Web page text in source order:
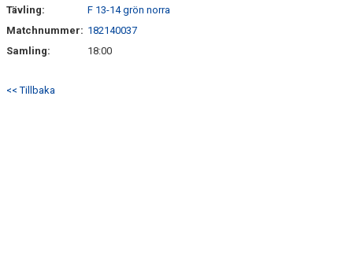
Tävling:
F 13-14 grön norra
Matchnummer: 182140037
Samling:
18:00
<< Tillbaka